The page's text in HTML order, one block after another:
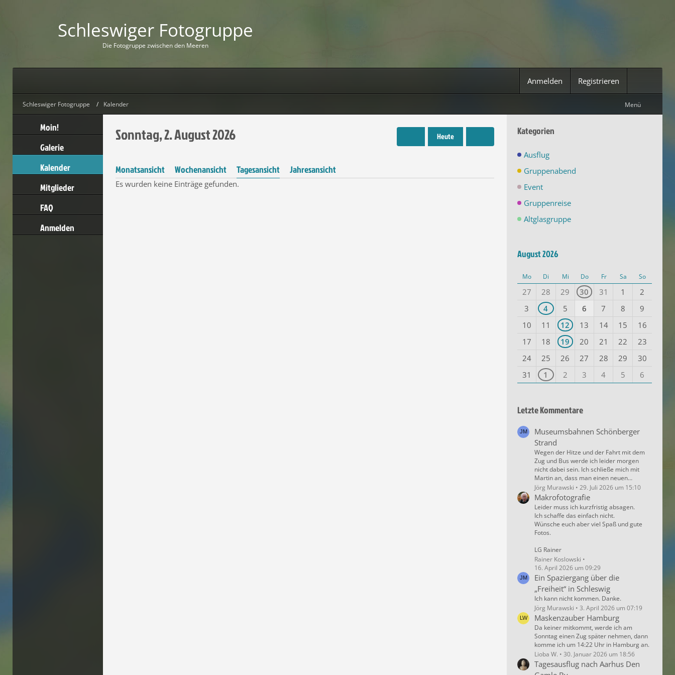
Schleswiger Fotogruppe
Die Fotogruppe zwischenden Meeren
Anmelden Registrieren
Schleswiger Fotogruppe Kalender Menü
Moin!
Galerie
Kalender
Mitglieder
FAQ
Anmelden
Sonntag, 2. August 2026 Heute
Monatsansicht Wochenansicht Tagesansicht Jahresansicht
Es wurden keine Einträge gefunden.
Kategorien
Ausflug
Gruppenabend
Event
Gruppenreise
Altglasgruppe
August 2026
Mo Di Mi Do Fr Sa So
27 28 29 30 31 1
2
3
4 5 6 7 8
9
10
11 12 13 14 15
16
17
18 19 20 21 22
23
24
25 26 27 28 29
30
31
1 2 3 4 5 6
Letzte Kommentare
Museumsbahnen Schönberger
Strand
Wegen der Hitze und der Fahrt mit dem
Zug und Bus werde ich leider morgen
nicht dabei sein. Ich schließe mich mit
Martin an, dass man einen neuen…
Jörg Murawski
29. Juli 2026 um 15:10
Makrofotografie
Leider muss ich kurzfristig absagen.
Ich schaffe das einfach nicht.
Wünsche euch aber viel Spaß und gute
Fotos.
LG Rainer
Rainer Koslowski
16. April 2026 um 09:29
Ein Spaziergang über die
„Freiheit“ in Schleswig
Ich kann nicht kommen. Danke.
Jörg Murawski
3. April 2026 um 07:19
Maskenzauber Hamburg
Da keiner mitkommt, werde ich am
Sonntag einen Zug später nehmen, dann
komme ich um 14:22 Uhr in Hamburg an.
Lioba W.
30. Januar 2026 um 18:56
Tagesausflug nach Aarhus Den